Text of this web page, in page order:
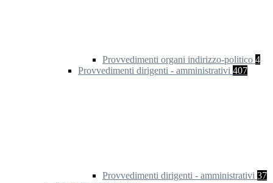
Provvedimenti organi indirizzo-politico 4
Provvedimenti dirigenti - amministrativi 407
Provvedimenti dirigenti - amministrativi 37